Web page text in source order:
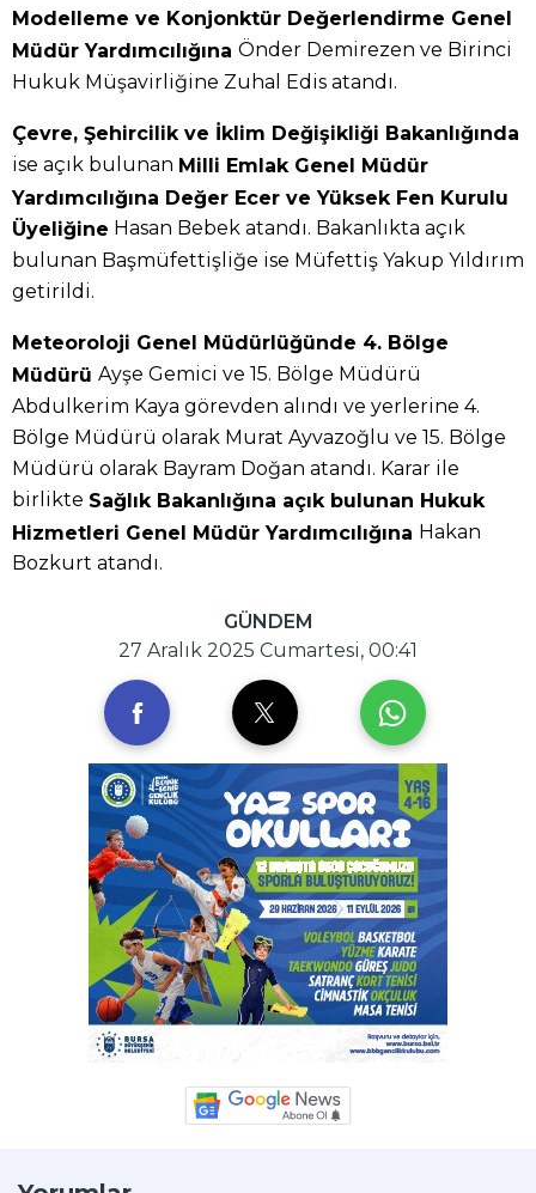
Modelleme ve Konjonktür Değerlendirme Genel
Müdür Yardımcılığına Önder Demirezen ve Birinci
Hukuk Müşavirliğine Zuhal Edis atandı.
Çevre, Şehircilik ve İklim Değişikliği Bakanlığında
ise açık bulunan Milli Emlak Genel Müdür
Yardımcılığına Değer Ecer ve Yüksek Fen Kurulu
Üyeliğine Hasan Bebek atandı. Bakanlıkta açık
bulunan Başmüfettişliğe ise Müfettiş Yakup Yıldırım
getirildi.
Meteoroloji Genel Müdürlüğünde 4. Bölge
Müdürü Ayşe Gemici ve 15. Bölge Müdürü
Abdulkerim Kaya görevden alındı ve yerlerine 4.
Bölge Müdürü olarak Murat Ayvazoğlu ve 15. Bölge
Müdürü olarak Bayram Doğan atandı. Karar ile
birlikte Sağlık Bakanlığına açık bulunan Hukuk
Hizmetleri Genel Müdür Yardımcılığına Hakan
Bozkurt atandı.
GÜNDEM
27 Aralık 2025 Cumartesi, 00:41